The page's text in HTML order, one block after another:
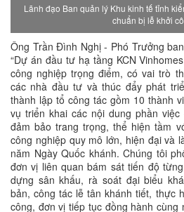
Lãnh đạo Ban quản lý Khu kinh tế tỉnh
chuẩn bị lễ khởi
Ông Trần Đình Nghị - Phó Trưởng
“Dự án đầu tư hạ tầng KCN
công nghiệp trọng điểm, có vai trò
các nhà đầu tư và thúc đẩy phát
thành lập tổ công tác gồm 10 thành
vụ triển khai các nội dung phần
đảm bảo trang trọng, thể hiện tầm
công nghiệp quy mô lớn, hiện đại và
năm Ngày Quốc khánh. Chúng tôi
đơn vị liên quan bám sát tiến độ
dựng sân khấu, rà soát đại biểu
bản, công tác lễ tân khánh tiết, thực
công, đơn vị tiếp tục đồng hành